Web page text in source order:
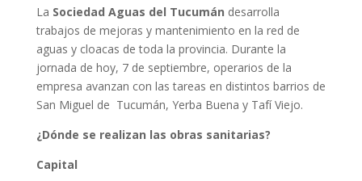
La Sociedad Aguas del Tucumán desarrolla
trabajos de mejoras y mantenimiento en la red de
aguas y cloacas de toda la provincia. Durante la
jornada de hoy, 7 de septiembre, operarios de la
empresa avanzan con las tareas en distintos barrios de
San Miguel de Tucumán, Yerba Buena y Tafí Viejo.
¿Dónde se realizan las obras sanitarias?
Capital